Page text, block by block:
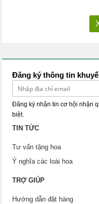
Đăng ký thông tin
Đăng ký nhận tin cơ hội nhận
biệt.
TIN TỨC
Tư vấn tặng hoa
Ý nghĩa các loài hoa
TRỢ GIÚP
Hướng dẫn đặt hàng